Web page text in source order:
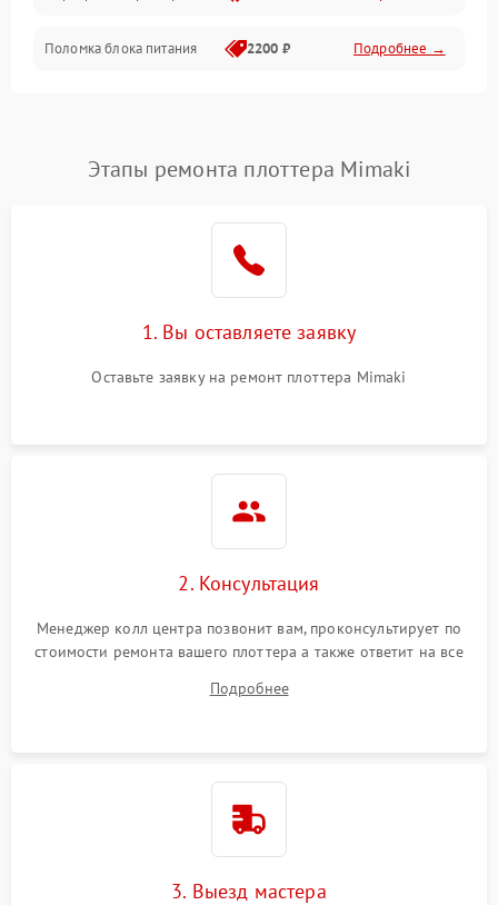
Интерфейсы
Поломка блока питания 2200 ₽ Подробнее →
Этапы ремонта плоттера Mimaki
1. Вы оставляете заявку
Оставьте заявку на ремонт плоттера Mimaki
2. Консультация
Менеджер колл центра позвонит вам, проконсультирует по
стоимости ремонта вашего плоттера а также ответит на все
Подробнее
3. Выезд мастера